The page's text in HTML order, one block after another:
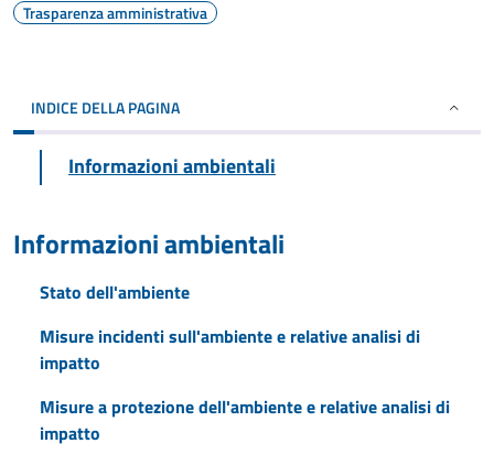
Trasparenza amministrativa
INDICE DELLA PAGINA
Informazioni ambientali
Informazioni ambientali
Stato dell'ambiente
Misure incidenti sull'ambiente e relative analisi di
impatto
Misure a protezione dell'ambiente e relative analisi di
impatto